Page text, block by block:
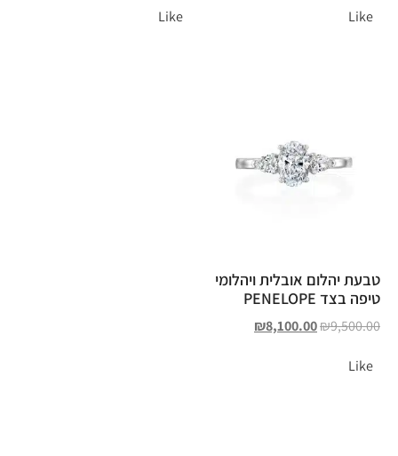
Like
Like
טבעת יהלום אובלית ויהלומי
טיפה בצד PENELOPE
₪9,500.00
₪8,100.00
Like